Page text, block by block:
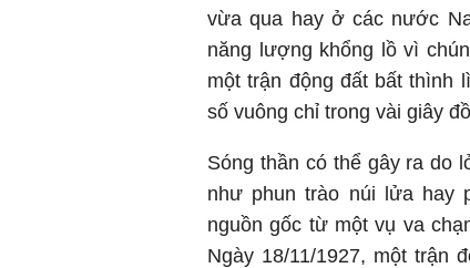
vừa qua hay ở các nước
năng lượng khổng lồ vì
một trận động đất bất thình
số vuông chỉ trong vài giây
Sóng thần có thể gây ra do
như phun trào núi lửa hay
nguồn gốc từ một vụ va
Ngày 18/11/1927, một trận